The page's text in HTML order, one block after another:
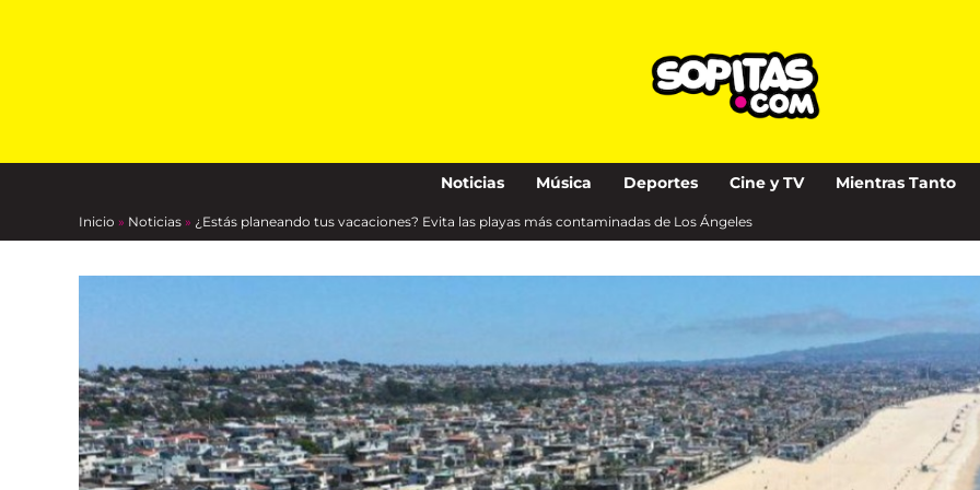
Noticias Música Deportes Cine y TV Mientras Tanto
Inicio » Noticias » ¿Estás planeando tus vacaciones? Evita las playas más contaminadas de Los Ángeles